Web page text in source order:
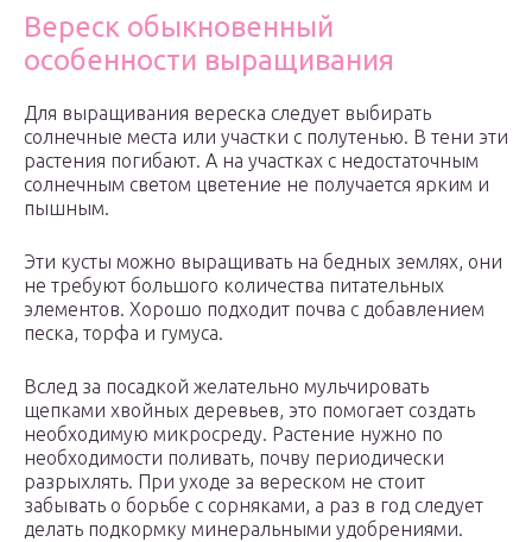
Вереск обыкновенный
особенности выращивания
Для выращивания вереска следует выбирать
солнечные места или участки с полутенью. В тени эти
растения погибают. А на участках с недостаточным
солнечным светом цветение не получается ярким и
пышным.
Эти кусты можно выращивать на бедных землях, они
не требуют большого количества питательных
элементов. Хорошо подходит почва с добавлением
песка, торфа и гумуса.
Вслед за посадкой желательно мульчировать
щепками хвойных деревьев, это помогает создать
необходимую микросреду. Растение нужно по
необходимости поливать, почву периодически
разрыхлять. При уходе за вереском не стоит
забывать о борьбе с сорняками, а раз в год следует
делать подкормку минеральными удобрениями.